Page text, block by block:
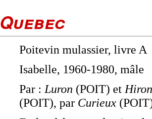
Quebec
Poitevin mulassier, livre A
Isabelle, 1960-1980, mâle
Par : Luron (POIT) et
(POIT), par Curieux